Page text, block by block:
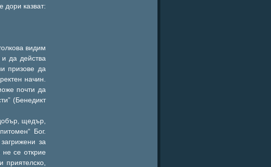
дори казват:
видим
да действа
призове да
начин.
почти да
(Бенедикт
щедър,
Бог.
за
се открие